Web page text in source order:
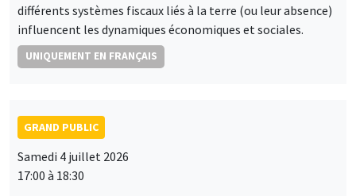
différents systèmes fiscaux liés à la terre (ou leur absence)
influencent les dynamiques économiques et sociales.
UNIQUEMENT EN FRANÇAIS
GRAND PUBLIC
Samedi 4 juillet 2026
17:00 à 18:30